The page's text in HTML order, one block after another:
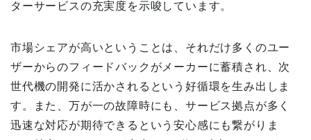
ターサービスの充実度を示唆しています。
市場シェアが高いということは、それだけ多くのユー
ザーからのフィードバックがメーカーに蓄積され、次
世代機の開発に活かされるという好循環を生み出しま
す。また、万が一の故障時にも、サービス拠点が多く
迅速な対応が期待できるという安心感にも繋がりま